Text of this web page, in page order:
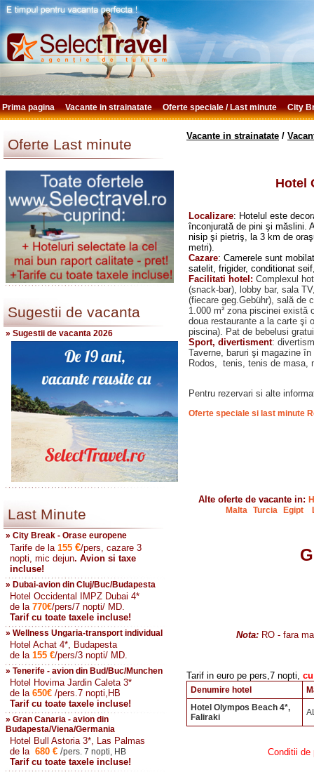
Prima pagina Vacante in strainatate Oferte speciale / Last minute City
Oferte Last minute
Sugestii de vacanta
» Sugestii de vacanta 2026
Last Minute
» City Break - Orase europene
Tarife de la 155 €/pers, cazare 3
nopti, mic dejun. Avion si taxe
incluse!
» Dubai-avion din Cluj/Buc/Budapesta
Hotel Occidental IMPZ Dubai 4*
de la 770€/pers/7 nopti/ MD.
Tarif cu toate taxele incluse!
» Wellness Ungaria-transport individual
Hotel Achat 4*, Budapesta
de la 155 €/pers/3 nopti/ MD.
» Tenerife - avion din Bud/Buc/Munchen
Hotel Hovima Jardin Caleta 3*
de la 650€ /pers.7 nopti,HB
Tarif cu toate taxele incluse!
» Gran Canaria - avion din
Budapesta/Viena/Germania
Hotel Bull Astoria 3*, Las Palmas
de la 680 € /pers. 7 nopti, HB
Tarif cu toate taxele incluse!
Vacante in strainatate /
Hotel
Localizare: Hotelul este
înconjurată de pini şi măslini.
nisip şi pietriş, la 3 km de
metri).
Cazare: Camerele sunt
satelit, frigider, conditionat
Facilitati hotel: Complexul
(snack-bar), lobby bar, sala
(fiecare geg.Gebühr), sală de
1.000 m² zona piscinei
doua restaurante a la carte şi
piscina). Pat de bebelusi
Sport, divertisment:
Taverne, baruri şi magazine
Rodos, tenis, tenis de masa,
Pentru rezervari si alte
Oferte speciale si last minute
Alte oferte de vacante in:
Malta Turcia Egipt
Nota: RO - fara
Tarif in euro pe pers,7 nopti,
Denumire hotel
Hotel Olympos Beach 4*,
Faliraki
Conditii de